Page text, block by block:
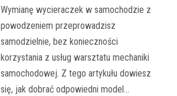
Wymianę wycieraczek w samochodzie z
powodzeniem przeprowadzisz
samodzielnie, bez konieczności
korzystania z usług warsztatu mechaniki
samochodowej. Z tego artykułu dowiesz
się, jak dobrać odpowiedni model…